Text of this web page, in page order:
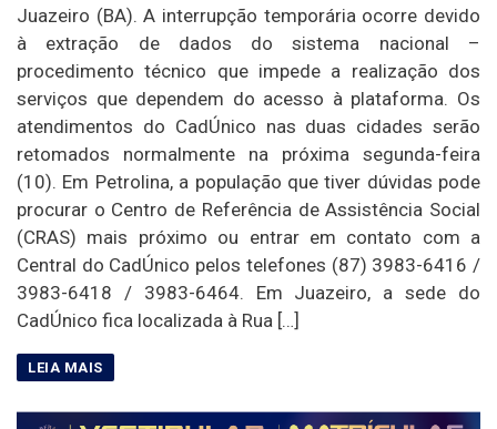
Juazeiro (BA). A interrupção temporária ocorre devido
à extração de dados do sistema nacional –
procedimento técnico que impede a realização dos
serviços que dependem do acesso à plataforma. Os
atendimentos do CadÚnico nas duas cidades serão
retomados normalmente na próxima segunda-feira
(10). Em Petrolina, a população que tiver dúvidas pode
procurar o Centro de Referência de Assistência Social
(CRAS) mais próximo ou entrar em contato com a
Central do CadÚnico pelos telefones (87) 3983-6416 /
3983-6418 / 3983-6464. Em Juazeiro, a sede do
CadÚnico fica localizada à Rua […]